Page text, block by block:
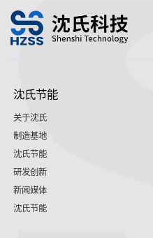
沈氏节能
关于沈氏
制造基地
沈氏节能
研发创新
新闻媒体
沈氏节能